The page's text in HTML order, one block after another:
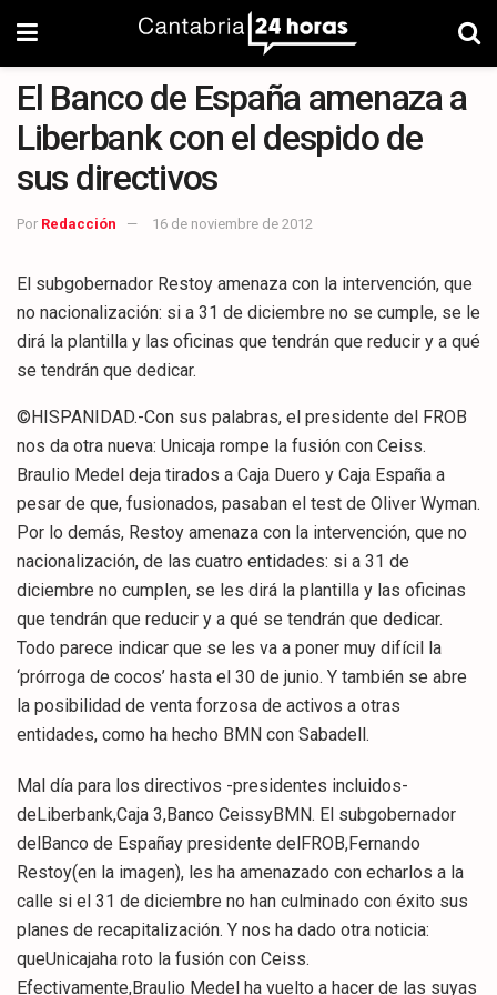
El Banco de España amenaza a
Liberbank con el despido de
sus directivos
Por Redacción 16 de noviembre de 2012
El subgobernador Restoy amenaza con la intervención, que
no nacionalización: si a 31 de diciembre no se cumple, se le
dirá la plantilla y las oficinas que tendrán que reducir y a qué
se tendrán que dedicar.
©HISPANIDAD.-Con sus palabras, el presidente del FROB
nos da otra nueva: Unicaja rompe la fusión con Ceiss.
Braulio Medel deja tirados a Caja Duero y Caja España a
pesar de que, fusionados, pasaban el test de Oliver Wyman.
Por lo demás, Restoy amenaza con la intervención, que no
nacionalización, de las cuatro entidades: si a 31 de
diciembre no cumplen, se les dirá la plantilla y las oficinas
que tendrán que reducir y a qué se tendrán que dedicar.
Todo parece indicar que se les va a poner muy difícil la
‘prórroga de cocos’ hasta el 30 de junio. Y también se abre
la posibilidad de venta forzosa de activos a otras
entidades, como ha hecho BMN con Sabadell.
Mal día para los directivos -presidentes incluidos-
deLiberbank,Caja 3,Banco CeissyBMN. El subgobernador
delBanco de Españay presidente delFROB,Fernando
Restoy(en la imagen), les ha amenazado con echarlos a la
calle si el 31 de diciembre no han culminado con éxito sus
planes de recapitalización. Y nos ha dado otra noticia:
queUnicajaha roto la fusión con Ceiss.
Efectivamente,Braulio Medel ha vuelto a hacer de las suyas